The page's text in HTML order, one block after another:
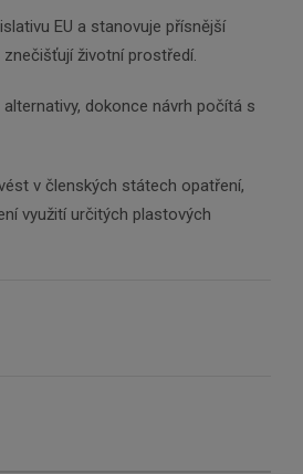
EU a stanovuje přísnější
životní prostředí.
dokonce návrh počítá s
v členských státech opatření,
využití určitých plastových